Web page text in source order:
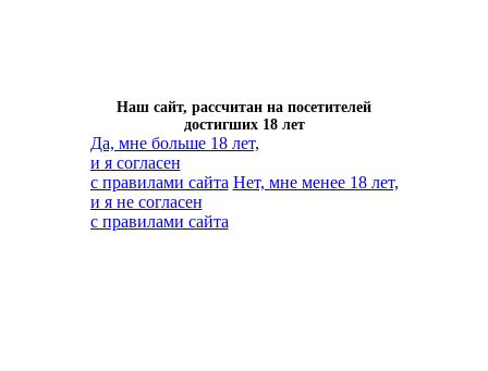
Наш сайт, рассчитан на посетителей
достигших 18 лет
Да, мне больше 18 лет,
и я согласен
с правилами сайта Нет, мне менее 18 лет,
и я не согласен
с правилами сайта